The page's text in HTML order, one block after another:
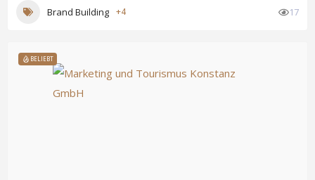
Brand Building +4 17
BELIEBT